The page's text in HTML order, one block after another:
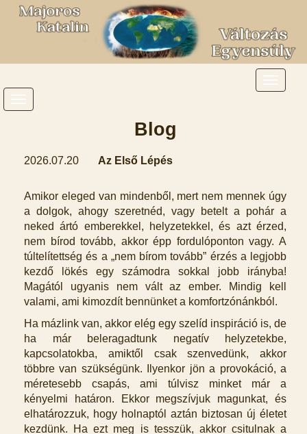
Blog
2026.07.20 Az Első Lépés
Amikor eleged van mindenből, mert nem mennek úgy
a dolgok, ahogy szeretnéd, vagy betelt a pohár a
neked ártó emberekkel, helyzetekkel, és azt érzed,
nem bírod tovább, akkor épp fordulóponton vagy. A
túltelítettség és a „nem bírom tovább” érzés a legjobb
kezdő lökés egy számodra sokkal jobb irányba!
Magától ugyanis nem vált az ember. Mindig kell
valami, ami kimozdít bennünket a komfortzónánkból.
Ha mázlink van, akkor elég egy szelíd inspiráció is, de
ha már beleragadtunk negatív helyzetekbe,
kapcsolatokba, amiktől csak szenvedünk, akkor
többre van szükségünk. Ilyenkor jön a provokáció, a
méretesebb csapás, ami túlvisz minket már a
kényelmi határon. Ekkor megszívjuk magunkat, és
elhatározzuk, hogy holnaptól aztán biztosan új életet
kezdünk. Ha ezt meg is tesszük, akkor csitulnak a